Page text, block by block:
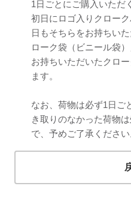
1日ごとにご購入いただ
初日にロゴ入りクロー
日もそちらをお持ちい
ローク袋（ビニール袋
お持ちいただいたクロ
ます。
なお、荷物は必ず1日ご
き取りのなかった荷物
で、予めご了承ください